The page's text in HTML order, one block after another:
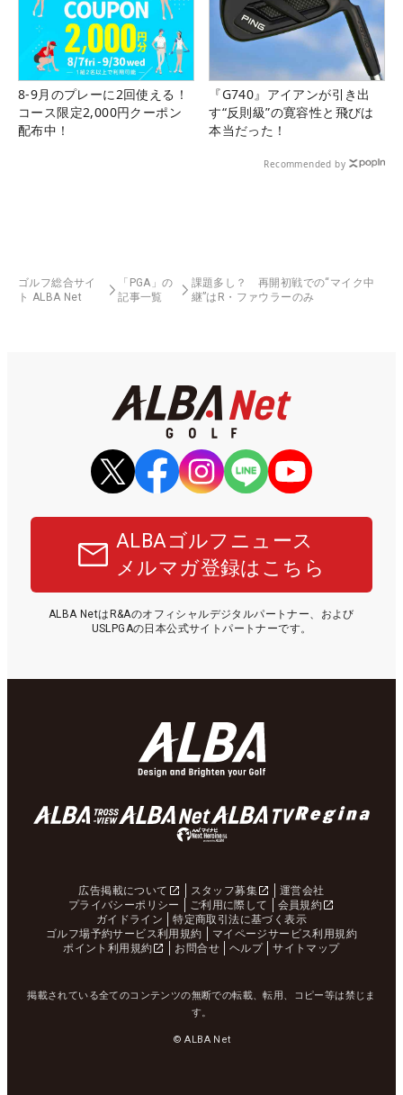
8-9月のプレーに2回使える！
コース限定2,000円クーポン
配布中！
『G740』アイアンが引き出
す“反則級”の寛容性と飛びは
本当だった！
Recommended by
ゴルフ総合サイ
ト ALBA Net
「PGA」の
記事一覧
課題多し？ 再開初戦での“マイク中
継”はR・ファウラーのみ
ALBAゴルフニュース
メルマガ登録はこちら
ALBA NetはR&Aのオフィシャルデジタルパートナー、および
USLPGAの日本公式サイトパートナーです。
広告掲載について スタッフ募集
運営会社
プライバシーポリシー
ご利用に際して
会員規約
ガイドライン
特定商取引法に基づく表示
ゴルフ場予約サービス利用規約
マイページサービス利用規約
ポイント利用規約
お問合せ ヘルプ サイトマップ
掲載されている全てのコンテンツの無断での転載、転用、コピー等は禁じま
す。
© ALBA Net